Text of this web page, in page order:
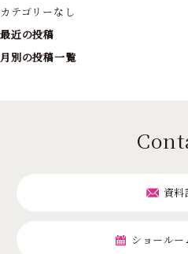
カテゴリーなし
最近の投稿
月別の投稿一覧
資料
ショール